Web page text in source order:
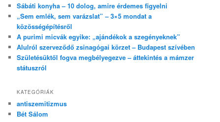
Sábáti konyha – 10 dolog, amire érdemes figyelni
„Sem emlék, sem varázslat” – 3×5 mondat a
közösségépítésről
A purimi micvák egyike: „ajándékok a szegényeknek”
Alulról szerveződő zsinagógai körzet – Budapest szívében
Születésüktől fogva megbélyegezve – áttekintés a mámzer
státuszról
KATEGÓRIÁK
antiszemitizmus
Bét Sálom